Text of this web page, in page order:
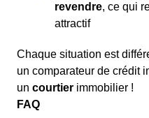
revendre, ce qui
attractif
Chaque situation est
un comparateur de crédit
un courtier immobilier !
FAQ